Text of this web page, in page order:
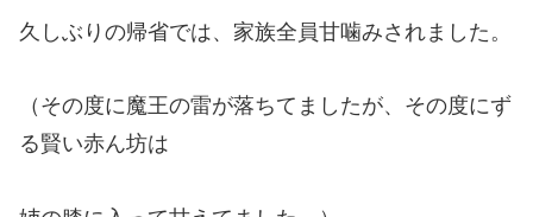
久しぶりの帰省では、家族全員甘噛みされました。
（その度に魔王の雷が落ちてましたが、その度にず
る賢い赤ん坊は